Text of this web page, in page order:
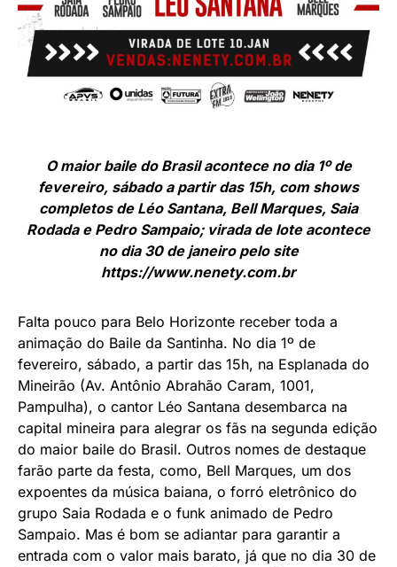
O maior baile do Brasil acontece no dia 1º de
fevereiro, sábado a partir das 15h, com shows
completos de Léo Santana, Bell Marques, Saia
Rodada e Pedro Sampaio; virada de lote acontece
no dia 30 de janeiro pelo site
https://www.nenety.com.br
Falta pouco para Belo Horizonte receber toda a
animação do Baile da Santinha. No dia 1º de
fevereiro, sábado, a partir das 15h, na Esplanada do
Mineirão (Av. Antônio Abrahão Caram, 1001,
Pampulha), o cantor Léo Santana desembarca na
capital mineira para alegrar os fãs na segunda edição
do maior baile do Brasil. Outros nomes de destaque
farão parte da festa, como, Bell Marques, um dos
expoentes da música baiana, o forró eletrônico do
grupo Saia Rodada e o funk animado de Pedro
Sampaio. Mas é bom se adiantar para garantir a
entrada com o valor mais barato, já que no dia 30 de